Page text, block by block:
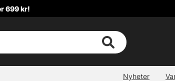
699 kr!
Nyheter